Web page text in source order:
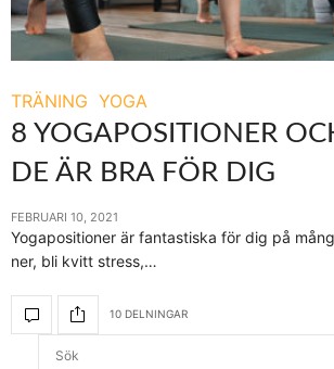
TRÄNING YOGA
8 YOGAPOSITIONER
DE ÄR BRA FÖR DIG
FEBRUARI 10, 2021
Yogapositioner är fantastiska för dig på
ner, bli kvitt stress,…
10 DELNINGAR